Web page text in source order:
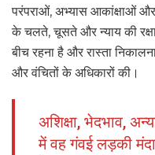
परंपराओं, अभ्यास आकांक्षाओं
के चलते, चूसते और न्याय की
बीच रहना है और रास्ता
और वंचितों के अधिकारों की।
अशिक्षा, भेदभाव,
में वह गंवई लड़की